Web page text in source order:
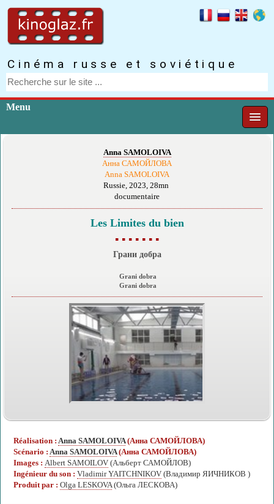
Cinéma russe et soviétique
Menu
Anna SAMOLOIVA
Анна САМОЙЛОВА
Anna SAMOLOIVA
Russie, 2023, 28mn
documentaire
Les Limites du bien
▪ ▪ ▪ ▪ ▪ ▪ ▪
Грани добра
Grani dobra
Grani dobra
Réalisation : Anna SAMOLOIVA (Анна САМОЙЛОВА)
Scénario : Anna SAMOLOIVA (Анна САМОЙЛОВА)
Images : Albert SAMOILOV (Альберт САМОЙЛОВ)
Ingénieur du son : Vladimir YAITCHNIKOV (Владимир ЯИЧНИКОВ )
Produit par : Olga LESKOVA (Ольга ЛЕСКОВА)